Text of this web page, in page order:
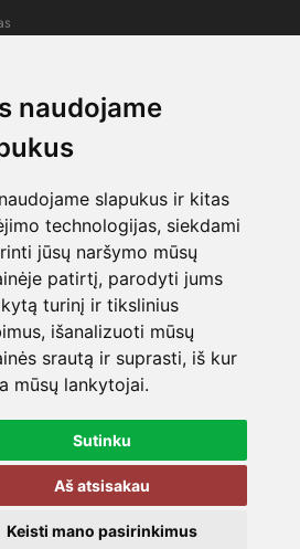
naudojame
slapukus ir kitas
technologijas, siekdami
jūsų naršymo mūsų
patirtį, parodyti jums
turinį ir tikslinius
išanalizuoti mūsų
srautą ir suprasti, iš kur
mūsų lankytojai.
Sutinku
Aš atsisakau
Keisti mano pasirinkimus
nr.: